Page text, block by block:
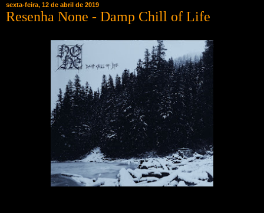
sexta-feira, 12 de abril de 2019
Resenha None - Damp Chill of Life